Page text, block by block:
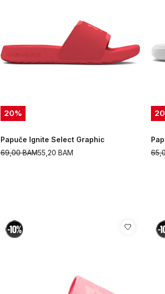
20%
Papuče Ignite Select Graphic
55,20 BAM
69,00BAM
20